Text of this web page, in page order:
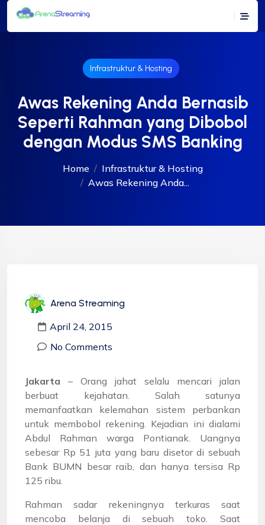
Infrastruktur & Hosting
Awas Rekening Anda Bernasib
Seperti Rahman yang Dibobol
dengan Modus SMS Banking
Home
Infrastruktur & Hosting
Awas Rekening Anda...
Arena Streaming
April 24, 2015
No Comments
Jakarta – Orang jahat selalu mencari jalan
berbuat kejahatan. Salah satunya
memanfaatkan kelemahan sistem perbankan
untuk membobol rekening. Kejadian ini dialami
Abdul Rahman warga Pontianak. Uangnya
sebesar Rp 51 juta yang baru disetor di sebuah
Bank BUMN besar raib, dan hanya tersisa Rp
125 ribu.
Rahman sadar rekeningnya terkuras saat
mencoba belanja di sebuah toko. Saat